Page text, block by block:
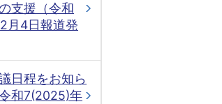
支援（令和
月4日報道発
日程をお知ら
和7(2025)年